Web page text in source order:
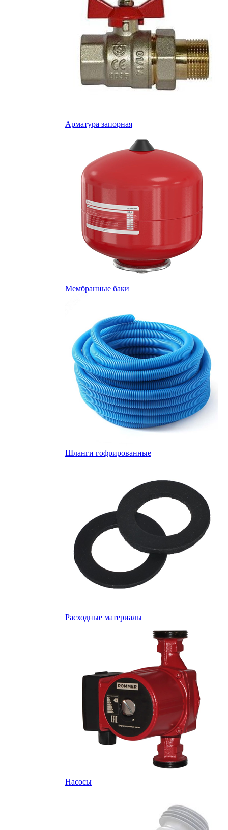
Арматура запорная
Мембранные баки
Шланги гофрированные
Расходные материалы
Насосы